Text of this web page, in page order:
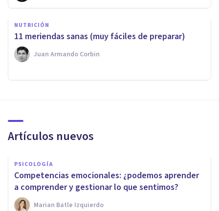
NUTRICIÓN
11 meriendas sanas (muy fáciles de preparar)
Juan Armando Corbin
Artículos nuevos
PSICOLOGÍA
Competencias emocionales: ¿podemos aprender
a comprender y gestionar lo que sentimos?
Marian Batle Izquierdo